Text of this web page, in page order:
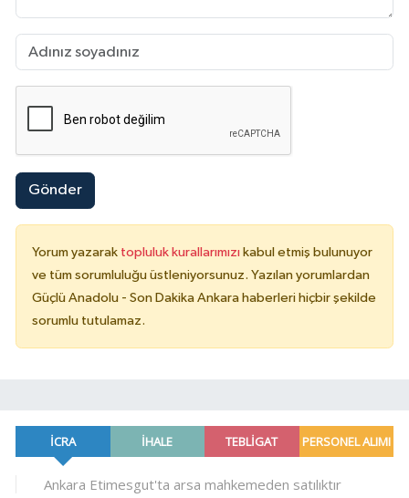
Gönder
Yorum yazarak topluluk kurallarımızı kabul etmiş bulunuyor
ve tüm sorumluluğu üstleniyorsunuz. Yazılan yorumlardan
Güçlü Anadolu - Son Dakika Ankara haberleri hiçbir şekilde
sorumlu tutulamaz.